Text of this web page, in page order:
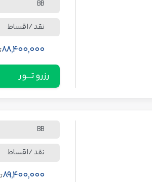
BB
نقد / اقساط
88,400,000
رزرو تـــور
BB
نقد / اقساط
89,400,000